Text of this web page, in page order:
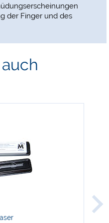
der Finger und des